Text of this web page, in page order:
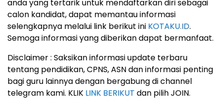
anda yang tertarik untuk mendaftarkan diri sebagai
calon kandidat, dapat memantau informasi
selengkapnya melalui link berikut ini KOTAKU.ID.
Semoga informasi yang diberikan dapat bermanfaat.
Disclaimer : Saksikan informasi update terbaru
tentang pendidikan, CPNS, ASN dan informasi penting
bagi guru lainnya dengan bergabung di channel
telegram kami. KLIK LINK BERIKUT dan pilih JOIN.